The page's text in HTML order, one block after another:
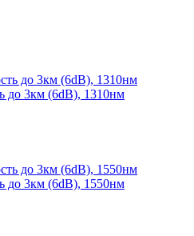
до 3км (6dB), 1310нм
до 3км (6dB), 1550нм